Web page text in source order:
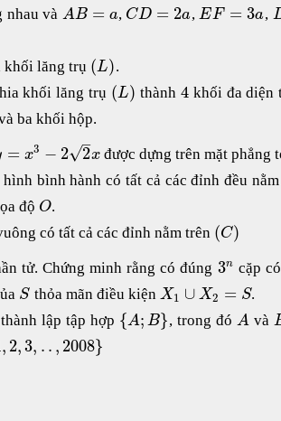
nhau và AB = a, CD = 2a,EF = 3a,
khối lăng trụ (L).
khối lăng trụ (L) thành 4 khối đa diện
ba khối hộp.
= x3 − 2 2
–
√ x được dựng trên mặt phẳng
bình hành có tất cả các đỉnh đều
độ O.
có tất cả các đỉnh nằm trên (C)
tử. Chứng minh rằng có đúng 3n cặp
S thỏa mãn điều kiện X1 ∪ X2 = S.
lập tập hợp {A; B}, trong đó Avà
, 2, 3, . . , 2008}